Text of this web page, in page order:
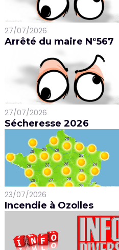
27/07/2026
Arrêté du maire N°567
27/07/2026
Sécheresse 2026
23/07/2026
Incendie à Ozolles